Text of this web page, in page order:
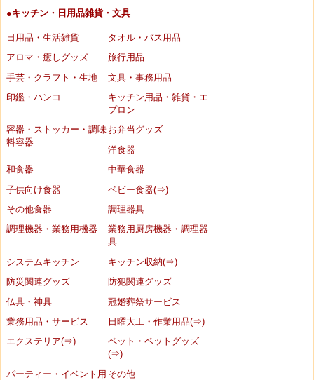
●キッチン・日用品雑貨・文具
日用品・生活雑貨
タオル・バス用品
アロマ・癒しグッズ
旅行用品
手芸・クラフト・生地
文具・事務用品
印鑑・ハンコ
キッチン用品・雑貨・エ
プロン
容器・ストッカー・調味
料容器
お弁当グッズ
洋食器
和食器
中華食器
子供向け食器
ベビー食器(⇒)
その他食器
調理器具
調理機器・業務用機器
業務用厨房機器・調理器
具
システムキッチン
キッチン収納(⇒)
防災関連グッズ
防犯関連グッズ
仏具・神具
冠婚葬祭サービス
業務用品・サービス
日曜大工・作業用品(⇒)
エクステリア(⇒)
ペット・ペットグッズ
(⇒)
パーティー・イベント用 その他